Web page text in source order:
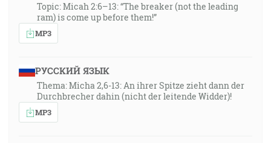
Topic: Micah 2:6–13: “The breaker (not the leading
ram) is come up before them!”
MP3
РУССКИЙ ЯЗЫК
Thema: Micha 2,6-13: An ihrer Spitze zieht dann der
Durchbrecher dahin (nicht der leitende Widder)!
MP3